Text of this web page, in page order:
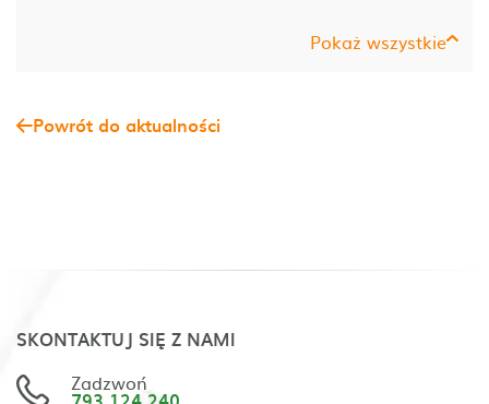
Pokaż wszystkie
Powrót do aktualności
SKONTAKTUJ SIĘ Z NAMI
Zadzwoń